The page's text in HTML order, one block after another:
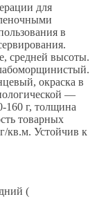
для
в
средней высоты.
окраска в
—
160 г, толщина
товарных
кв.м. Устойчив к
(